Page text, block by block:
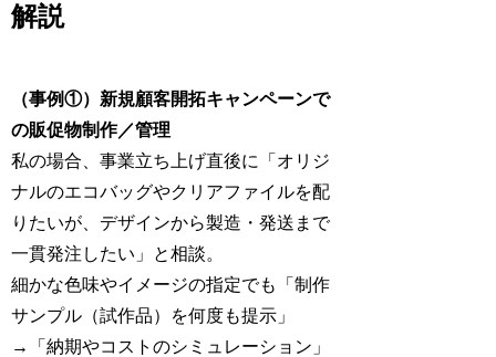
解説
（事例①）新規顧客開拓キャンペーンで
の販促物制作／管理
私の場合、事業立ち上げ直後に「オリジ
ナルのエコバッグやクリアファイルを配
りたいが、デザインから製造・発送まで
一貫発注したい」と相談。
細かな色味やイメージの指定でも「制作
サンプル（試作品）を何度も提示」
→「納期やコストのシミュレーション」